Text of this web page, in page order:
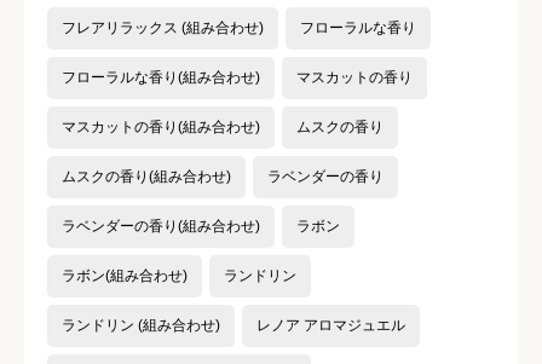
フレアリラックス (組み合わせ) フローラルな香り
フローラルな香り(組み合わせ) マスカットの香り
マスカットの香り(組み合わせ) ムスクの香り
ムスクの香り(組み合わせ) ラベンダーの香り
ラベンダーの香り(組み合わせ) ラボン
ラボン(組み合わせ) ランドリン
ランドリン (組み合わせ) レノア アロマジュエル